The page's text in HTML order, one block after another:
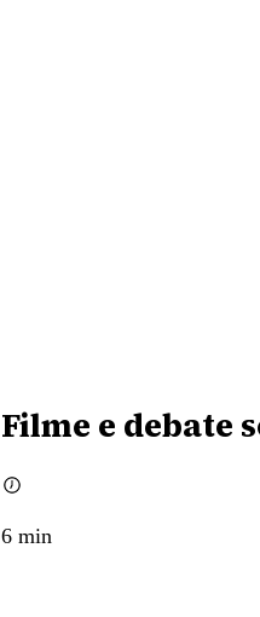
Filme e debate
6 min